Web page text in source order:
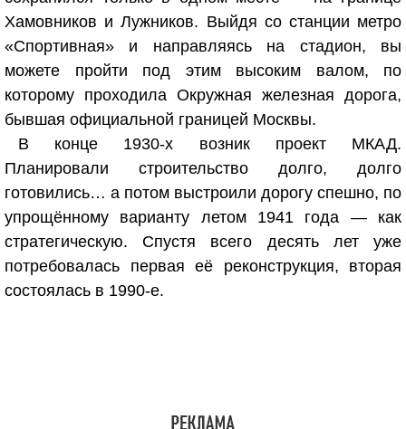
Хамовников и Лужников. Выйдя со станции метро
«Спортивная» и направляясь на стадион, вы
можете пройти под этим высоким валом, по
которому проходила Окружная железная дорога,
бывшая официальной границей Москвы.
В конце 1930-х возник проект МКАД.
Планировали строительство долго, долго
готовились… а потом выстроили дорогу спешно, по
упрощённому варианту летом 1941 года — как
стратегическую. Спустя всего десять лет уже
потребовалась первая её реконструкция, вторая
состоялась в 1990-е.